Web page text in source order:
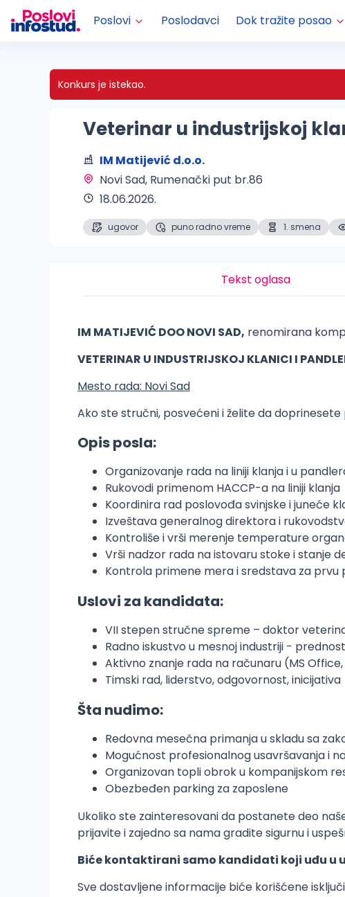
Poslovi Poslodavci Dok tražite posao
Konkurs je istekao.
Veterinar u industrijskoj
IM Matijević d.o.o.
Novi Sad, Rumenački put br.86
18.06.2026.
ugovor puno radno vreme 1. smena
Tekst oglasa
IM MATIJEVIĆ DOO NOVI SAD, renomirana
VETERINAR U INDUSTRIJSKOJ KLANICI I
Mesto rada: Novi Sad
Ako ste stručni, posvećeni i želite da
Opis posla:
Organizovanje rada na liniji klanja i u
Rukovodi primenom HACCP-a na liniji klanja
Koordinira rad poslovođa svinjske i juneće
Izveštava generalnog direktora i
Kontroliše i vrši merenje temperature
Vrši nadzor rada na istovaru stoke i stanje
Kontrola primene mera i sredstava za prvu
Uslovi za kandidata:
VII stepen stručne spreme – doktor
Radno iskustvo u mesnoj industriji - prednost
Aktivno znanje rada na računaru (MS
Timski rad, liderstvo, odgovornost, inicijativa
Šta nudimo:
Redovna mesečna primanja u skladu sa
Mogućnost profesionalnog usavršavanja i
Organizovan topli obrok u kompanijskom
Obezbeđen parking za zaposlene
Ukoliko ste zainteresovani da postanete deo
prijavite i zajedno sa nama gradite sigurnu i
Biće kontaktirani samo kandidati koji uđu u
Sve dostavljene informacije biće korišćene